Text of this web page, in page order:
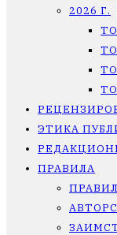
2026 Г.
ЭТИКА
ПРАВИЛА